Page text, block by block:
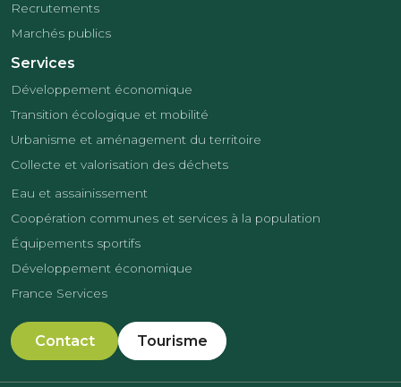
Recrutements
Marchés publics
Services
Développement économique
Transition écologique et mobilité
Urbanisme et aménagement du territoire
Collecte et valorisation des déchets
Eau et assainissement
Coopération communes et services à la population
Équipements sportifs
Développement économique
France Services
Contact Tourisme